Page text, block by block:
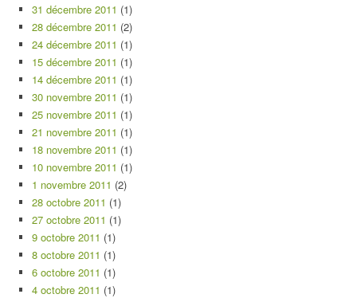
31 décembre 2011 (1)
28 décembre 2011 (2)
24 décembre 2011 (1)
15 décembre 2011 (1)
14 décembre 2011 (1)
30 novembre 2011 (1)
25 novembre 2011 (1)
21 novembre 2011 (1)
18 novembre 2011 (1)
10 novembre 2011 (1)
1 novembre 2011 (2)
28 octobre 2011 (1)
27 octobre 2011 (1)
9 octobre 2011 (1)
8 octobre 2011 (1)
6 octobre 2011 (1)
4 octobre 2011 (1)